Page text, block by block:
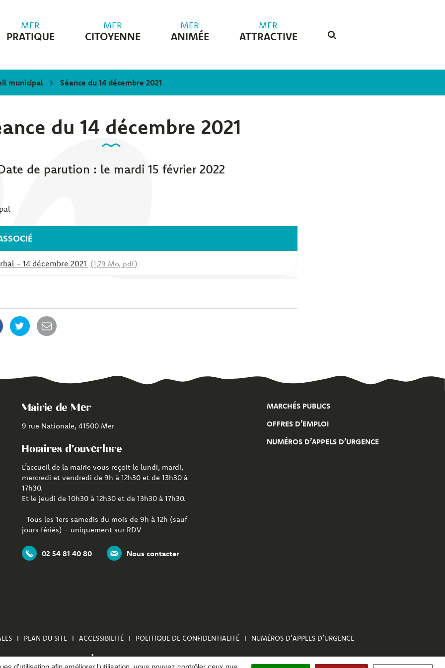
MER
PRATIQUE
MER
CITOYENNE
MER
ANIMÉE
MER
ATTRACTIVE
municipal Séance du 14 décembre 2021
du 14 décembre 2021
de parution : le mardi 15 février 2022
- 14 décembre 2021 1,79 Mo, pdf
Mairie de Mer
9 rue Nationale, 41500 Mer
Horaires d'ouverture
L’accueil de la mairie vous reçoit le lundi, mardi,
mercredi et vendredi de 9h à 12h30 et de 13h30 à
17h30.
Et le jeudi de 10h30 à 12h30 et de 13h30 à 17h30.
Tous les 1ers samedis du mois de 9h à 12h (sauf
jours fériés) - uniquement sur RDV
02 54 81 40 80 Nous contacter
MARCHÉS PUBLICS
OFFRES D’EMPLOI
NUMÉROS D’APPELS D’URGENCE
PLAN DU SITE ACCESSIBILITÉ POLITIQUE DE CONFIDENTIALITÉ NUMÉROS D’APPELS D’URGENCE